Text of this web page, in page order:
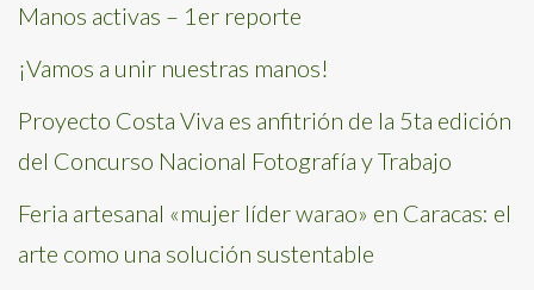
Manos activas – 1er reporte
¡Vamos a unir nuestras manos!
Proyecto Costa Viva es anfitrión de la 5ta edición
del Concurso Nacional Fotografía y Trabajo
Feria artesanal «mujer líder warao» en Caracas: el
arte como una solución sustentable